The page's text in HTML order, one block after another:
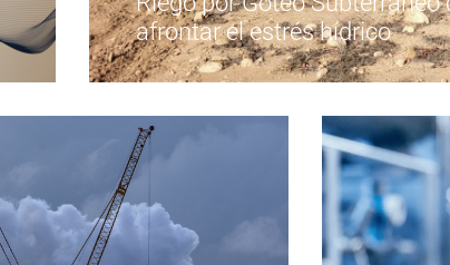
afrontar el estrés hídrico